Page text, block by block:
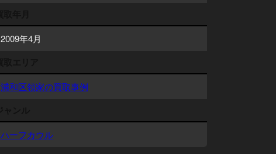
2009年4月
浦和区領家の買取事例
ハーフカウル